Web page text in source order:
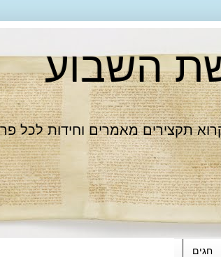
השבוע
תקצירים מאמרים וחידות לכל
חגים